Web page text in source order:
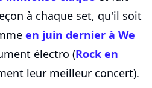
à chaque set, qu'il soit
en juin dernier à We
électro (Rock en
leur meilleur concert).